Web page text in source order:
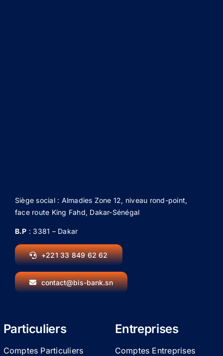
Siège social : Almadies Zone 12, niveau rond-point,
face route King Fahd, Dakar-Sénégal
B.P : 3381 – Dakar
+221 33 849 62 62
contact@bis-bank.sn
Particuliers
Comptes Particuliers
Entreprises
Comptes Entreprises